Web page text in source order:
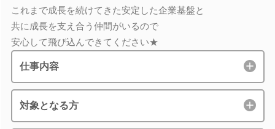
これまで成長を続けてきた安定した企業基盤と
共に成長を支え合う仲間がいるので
安心して飛び込んできてください★
仕事内容
対象となる方